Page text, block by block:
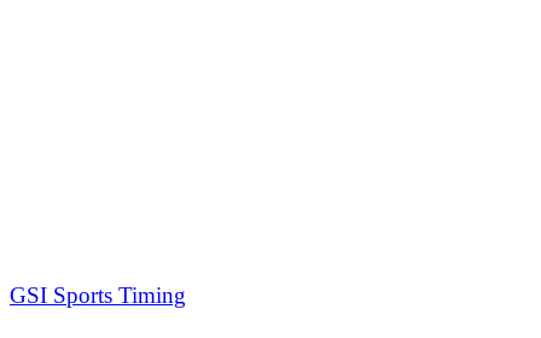
GSI Sports Timing